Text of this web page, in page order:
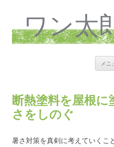
ワン太
メニ
断熱塗料を屋根
さをしのぐ
暑さ対策を真剣に考えていくこ